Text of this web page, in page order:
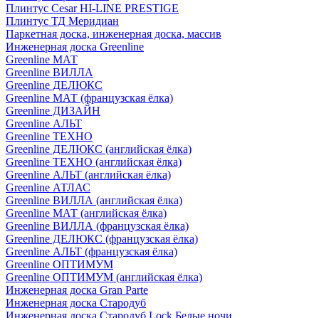
Плинтус Cesar HI-LINE PRESTIGE
Плинтус ТД Меридиан
Паркетная доска, инженерная доска, массив
Инженерная доска Greenline
Greenline МАТ
Greenline ВИЛЛА
Greenline ДЕЛЮКС
Greenline МАТ (французская ёлка)
Greenline ДИЗАЙН
Greenline АЛЬТ
Greenline ТЕХНО
Greenline ДЕЛЮКС (английская ёлка)
Greenline ТЕХНО (английская ёлка)
Greenline АЛЬТ (английская ёлка)
Greenline АТЛАС
Greenline ВИЛЛА (английская ёлка)
Greenline МАТ (английская ёлка)
Greenline ВИЛЛА (французская ёлка)
Greenline ДЕЛЮКС (французская ёлка)
Greenline АЛЬТ (французская ёлка)
Greenline ОПТИМУМ
Greenline ОПТИМУМ (английская ёлка)
Инженерная доска Gran Parte
Инженерная доска Стародуб
Инженерная доска Стародуб Lock Белые ночи